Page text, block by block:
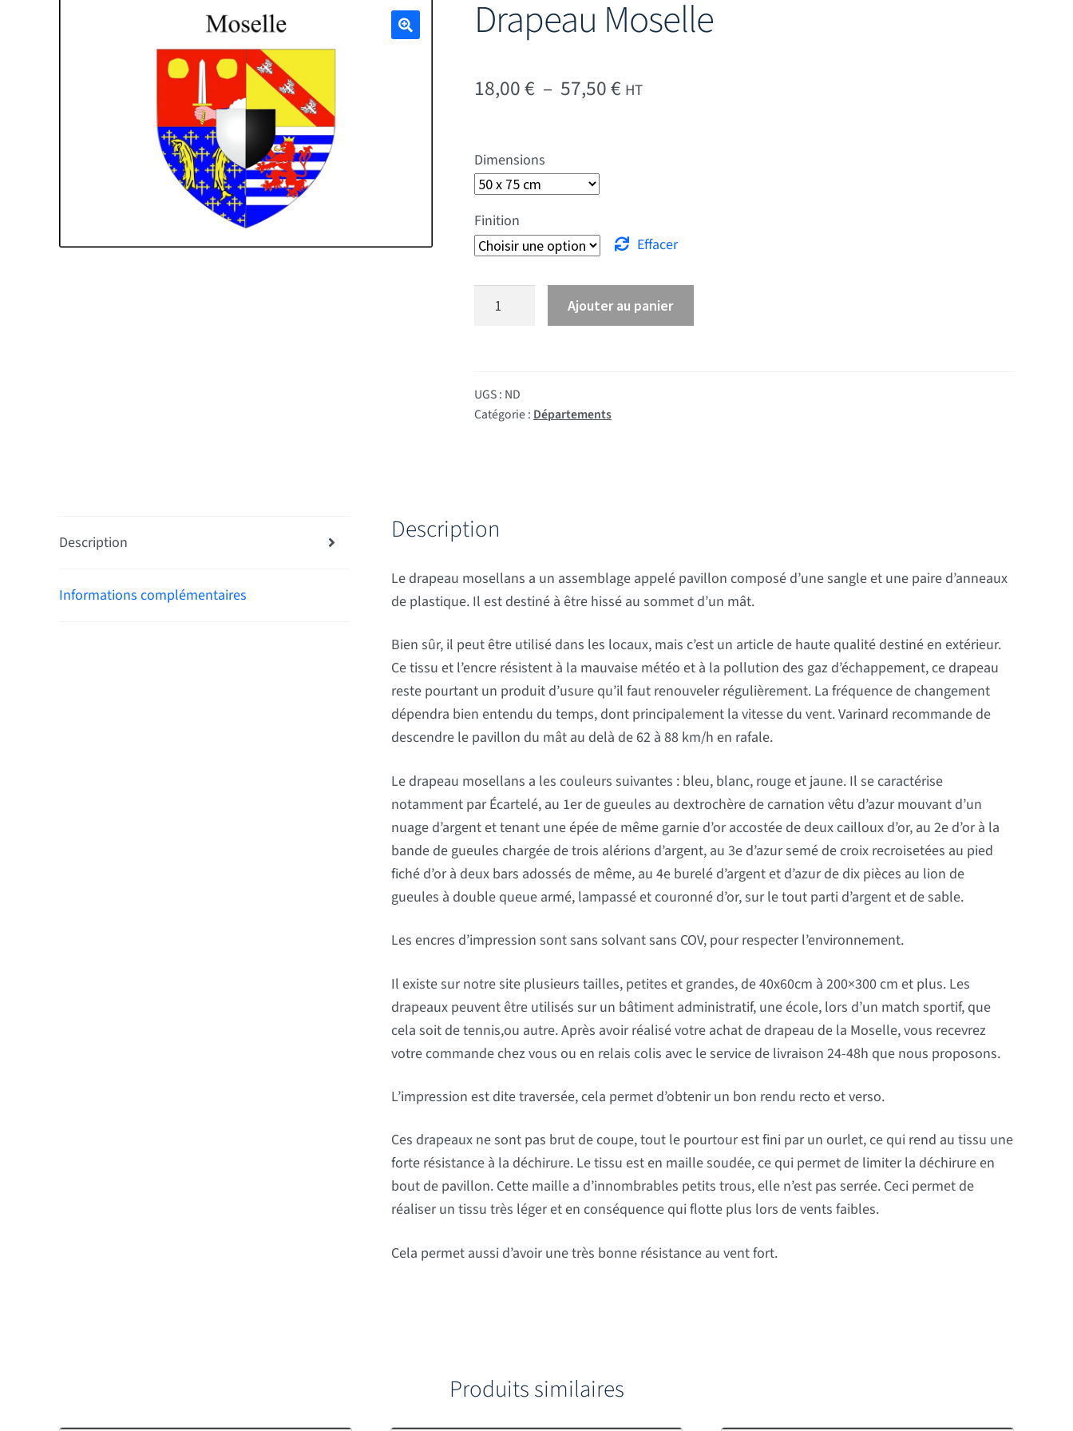
Drapeau Moselle
18,00€ – 57,50€Plage de prix : 18,00 € à 57,50 €
HT
Dimensions
Finition
Effacer
quantité de Drapeau Moselle
Ajouter au panier
UGS : ND
Catégorie : Départements
Description
Informations complémentaires
Description
Le drapeau mosellans a un assemblage appelé pavillon composé d’une sangle et une paire d’anneaux
de plastique. Il est destiné à être hissé au sommet d’un mât.
Bien sûr, il peut être utilisé dans les locaux, mais c’est un article de haute qualité destiné en extérieur.
Ce tissu et l’encre résistent à la mauvaise météo et à la pollution des gaz d’échappement, ce drapeau
reste pourtant un produit d’usure qu’il faut renouveler régulièrement. La fréquence de changement
dépendra bien entendu du temps, dont principalement la vitesse du vent. Varinard recommande de
descendre le pavillon du mât au delà de 62 à 88 km/h en rafale.
Le drapeau mosellans a les couleurs suivantes : bleu, blanc, rouge et jaune. Il se caractérise
notamment par Écartelé, au 1er de gueules au dextrochère de carnation vêtu d’azur mouvant d’un
nuage d’argent et tenant une épée de même garnie d’or accostée de deux cailloux d’or, au 2e d’or à la
bande de gueules chargée de trois alérions d’argent, au 3e d’azur semé de croix recroisetées au pied
fiché d’or à deux bars adossés de même, au 4e burelé d’argent et d’azur de dix pièces au lion de
gueules à double queue armé, lampassé et couronné d’or, sur le tout parti d’argent et de sable.
Les encres d’impression sont sans solvant sans COV, pour respecter l’environnement.
Il existe sur notre site plusieurs tailles, petites et grandes, de 40x60cm à 200×300 cm et plus. Les
drapeaux peuvent être utilisés sur un bâtiment administratif, une école, lors d’un match sportif, que
cela soit de tennis,ou autre. Après avoir réalisé votre achat de drapeau de la Moselle, vous recevrez
votre commande chez vous ou en relais colis avec le service de livraison 24-48h que nous proposons.
L’impression est dite traversée, cela permet d’obtenir un bon rendu recto et verso.
Ces drapeaux ne sont pas brut de coupe, tout le pourtour est fini par un ourlet, ce qui rend au tissu une
forte résistance à la déchirure. Le tissu est en maille soudée, ce qui permet de limiter la déchirure en
bout de pavillon. Cette maille a d’innombrables petits trous, elle n’est pas serrée. Ceci permet de
réaliser un tissu très léger et en conséquence qui flotte plus lors de vents faibles.
Cela permet aussi d’avoir une très bonne résistance au vent fort.
Produits similaires